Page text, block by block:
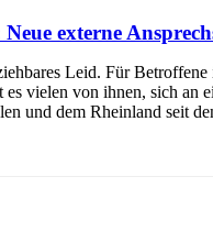
externe
Leid. Für
vielen von ihnen, sich
und dem Rheinland seit